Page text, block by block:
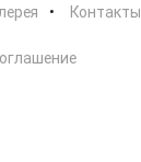
Контакты